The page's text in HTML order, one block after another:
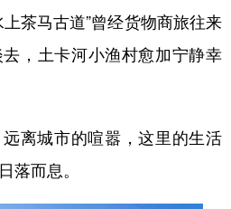
茶马古道”曾经货物商旅往来
，土卡河小渔村愈加宁静幸
离城市的喧嚣，这里的生活
落而息。